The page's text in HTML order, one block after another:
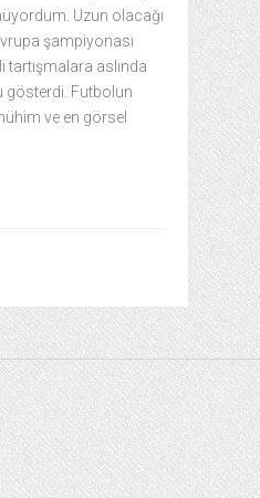
Uzun olacağı
şampiyonası
tartışmalara aslında
gösterdi. Futbolun
ve en görsel